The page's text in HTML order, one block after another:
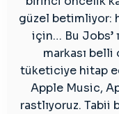
güzel betimliyor:
için… Bu Jobs’
markası belli
tüketiciye hitap
Apple Music,
rastlıyoruz.